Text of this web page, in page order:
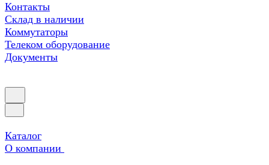
Контакты
Склад в наличии
Коммутаторы
Телеком оборудование
Документы
Каталог
О компании